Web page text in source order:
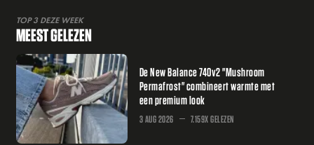
TOP 3 DEZE WEEK
MEEST GELEZEN
De New Balance 740v2 "Mushroom
Permafrost" combineert warmte met
een premium look
3 AUG 2026 7.159X GELEZEN